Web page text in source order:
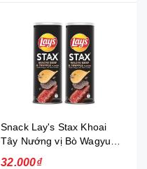
Snack Lay's Stax Khoai
Tây Nướng vị Bò Wagyu
32.000₫